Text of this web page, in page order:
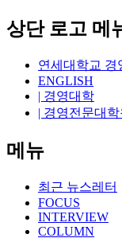
상단 로고 메
연세대학교 경
ENGLISH
| 경영대학
| 경영전문대
메뉴
최근 뉴스레터
FOCUS
INTERVIEW
COLUMN